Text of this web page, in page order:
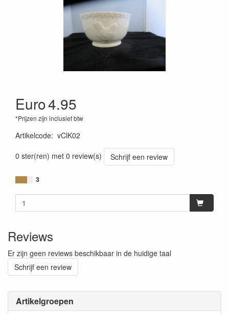
Artikelgroepen
Euro4.95
*Prijzen zijn inclusief btw
Artikelcode: vClK02
0 ster(ren) met 0 review(s)
Schrijf een review
3
Reviews
Er zijn geen reviews beschikbaar in de huidige taal
Schrijf een review